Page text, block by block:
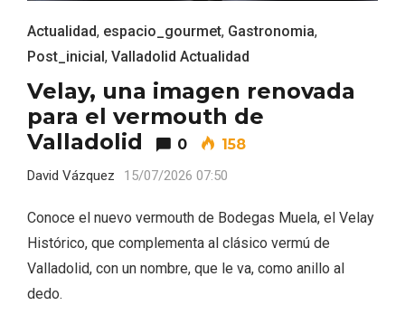
Actualidad, espacio_gourmet, Gastronomia,
Post_inicial, Valladolid Actualidad
Velay, una imagen renovada
para el vermouth de
Valladolid
0 158
David Vázquez 15/07/2026 07:50
Conoce el nuevo vermouth de Bodegas Muela, el Velay
Histórico, que complementa al clásico vermú de
Valladolid, con un nombre, que le va, como anillo al
dedo.